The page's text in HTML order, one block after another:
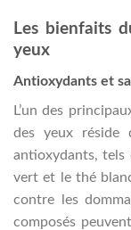
Les bienfaits
yeux
Antioxydants et
L’un des
des yeux réside
antioxydants, tels
vert et le thé
contre les
composés